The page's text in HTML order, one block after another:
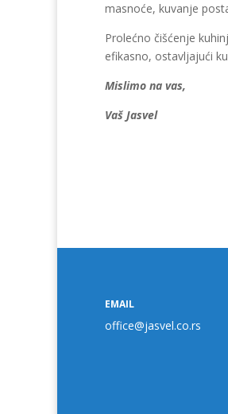
masnoće, kuvanje
Prolećno čišćenje
efikasno, ostavljajući
Mislimo na vas,
Vaš Jasvel
EMAIL
office@jasvel.co.rs